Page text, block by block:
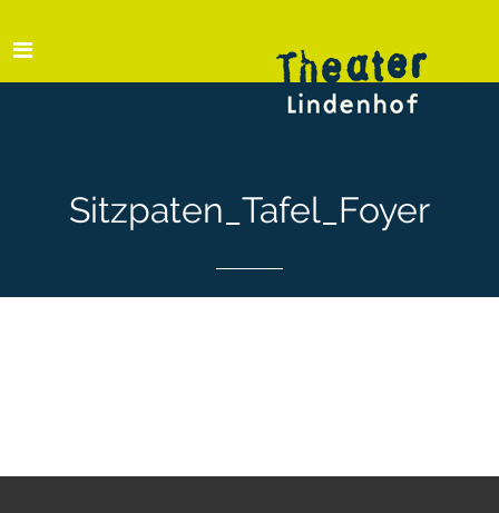
Sitzpaten_Tafel_Foyer